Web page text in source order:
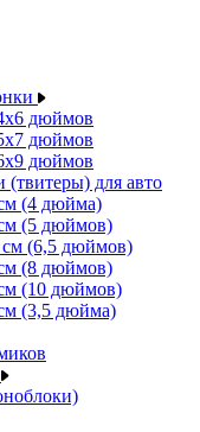
дюймов
дюймов
дюймов
для авто
(4 дюйма)
(5 дюймов)
(6,5 дюймов)
(8 дюймов)
(10 дюймов)
(3,5 дюйма)